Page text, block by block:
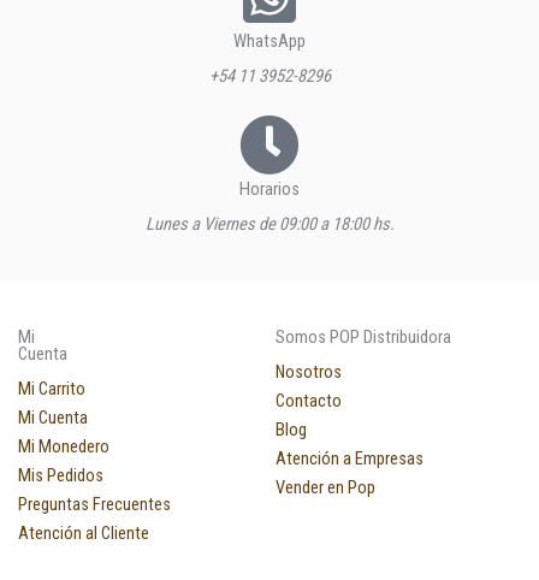
WhatsApp
+54 11 3952-8296
Horarios
Lunes a Viernes de 09:00 a 18:00 hs.
Mi
Cuenta
Mi Carrito
Mi Cuenta
Mi Monedero
Mis Pedidos
Preguntas Frecuentes
Atención al Cliente
Somos POP Distribuidora
Nosotros
Contacto
Blog
Atención a Empresas
Vender en Pop